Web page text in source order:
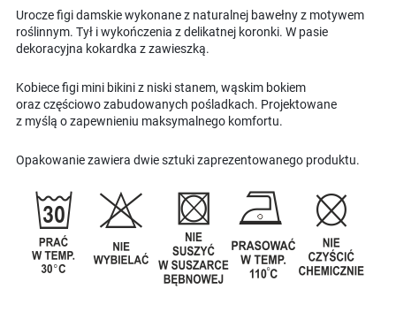
Urocze figi damskie wykonane z naturalnej bawełny z motywem
roślinnym. Tył i wykończenia z delikatnej koronki. W pasie
dekoracyjna kokardka z zawieszką.
Kobiece figi mini bikini z niski stanem, wąskim bokiem
oraz częściowo zabudowanych pośladkach. Projektowane
z myślą o zapewnieniu maksymalnego komfortu.
Opakowanie zawiera dwie sztuki zaprezentowanego produktu.